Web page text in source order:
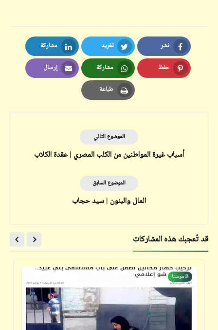
نشر
Facebook
تغريد
Twitter
مشاركة
LinkedIn
حفظ
Pinterest
مشاركة
Whatsapp
إرسال
Email
طباعة
Print
الموضوع التالي
أسباب غيرة المواطنين من الكلب المصري | عقدة الكلاب
الموضوع السابق
المال والبنون | سيد حجاب
قد تُعجبك هذه المشاركات
قاموسنا